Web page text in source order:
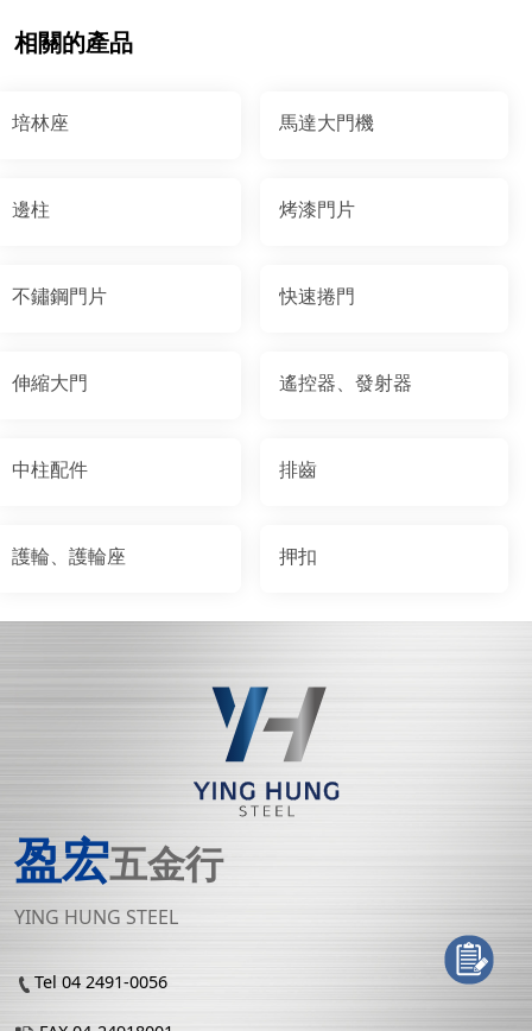
相關的產品
培林座 馬達大門機
邊柱 烤漆門片
不鏽鋼門片 快速捲門
伸縮大門 遙控器、發射器
中柱配件 排齒
護輪、護輪座 押扣
盈宏五金行
YING HUNG STEEL
Tel 04 2491-0056